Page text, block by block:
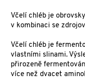
Včelí chléb je
v kombinaci se
Včelí chléb je
vlastními slinami.
přirozeně
více než dvacet